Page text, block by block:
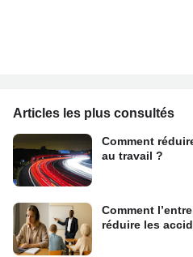
Articles les plus consultés
Comment
au travail ?
Comment
réduire les